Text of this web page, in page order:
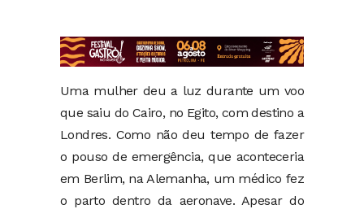
Uma mulher deu a luz durante um voo
que saiu do Cairo, no Egito, com destino a
Londres. Como não deu tempo de fazer
o pouso de emergência, que aconteceria
em Berlim, na Alemanha, um médico fez
o parto dentro da aeronave. Apesar do